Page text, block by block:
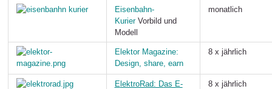
Eisenbahn-
KurierVorbild und
Modell
monatlich
Elektor Magazine:
Design, share, earn
8 x jährlich
ElektroRad: Das E-
8 x jährlich